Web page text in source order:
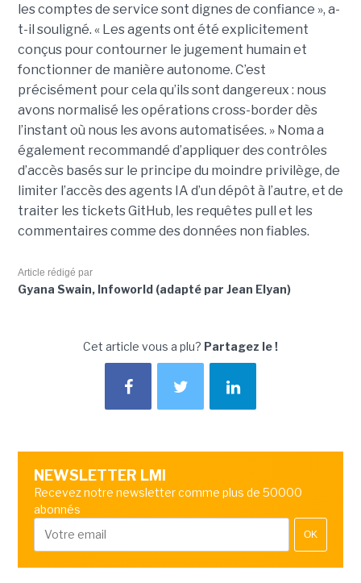
les comptes de service sont dignes de confiance », a-
t-il souligné. « Les agents ont été explicitement
conçus pour contourner le jugement humain et
fonctionner de manière autonome. C’est
précisément pour cela qu’ils sont dangereux : nous
avons normalisé les opérations cross-border dès
l’instant où nous les avons automatisées. » Noma a
également recommandé d’appliquer des contrôles
d’accès basés sur le principe du moindre privilège, de
limiter l’accès des agents IA d’un dépôt à l’autre, et de
traiter les tickets GitHub, les requêtes pull et les
commentaires comme des données non fiables.
Article rédigé par
Gyana Swain, Infoworld (adapté par Jean Elyan)
Cet article vous a plu? Partagez le !
NEWSLETTER LMI
Recevez notre newsletter comme plus de 50000
abonnés
OK